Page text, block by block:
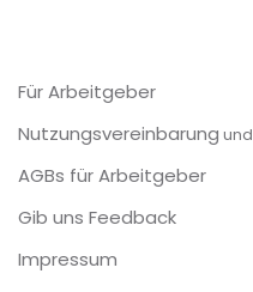
Für Arbeitgeber
Nutzungsvereinbarung und
AGBs für Arbeitgeber
Gib uns Feedback
Impressum